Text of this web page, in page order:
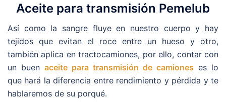
Aceite para transmisión Pemelub
Así como la sangre fluye en nuestro cuerpo y hay
tejidos que evitan el roce entre un hueso y otro,
también aplica en tractocamiones, por ello, contar con
un buen aceite para transmisión de camiones es lo
que hará la diferencia entre rendimiento y pérdida y te
hablaremos de su porqué.